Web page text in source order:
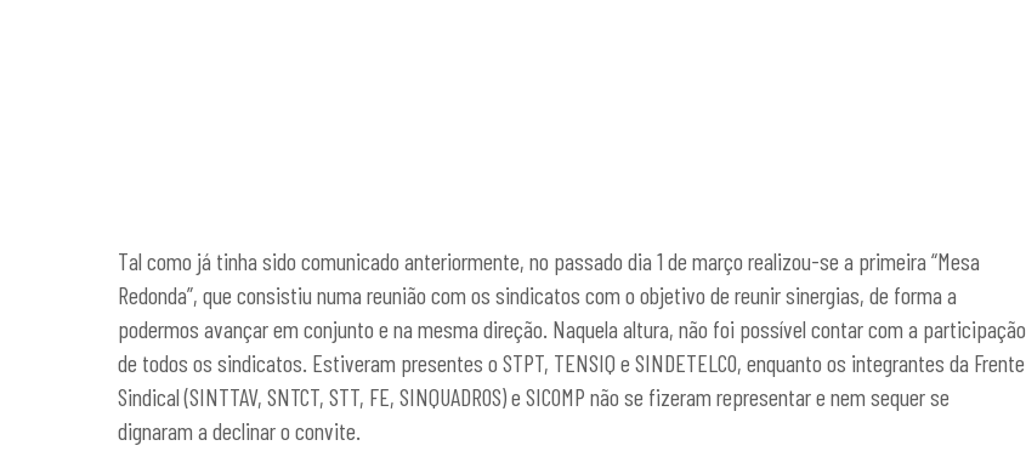
Tal como já tinha sido comunicado anteriormente, no passado dia 1 de março realizou-se a primeira “Mesa
Redonda”, que consistiu numa reunião com os sindicatos com o objetivo de reunir sinergias, de forma a
podermos avançar em conjunto e na mesma direção. Naquela altura, não foi possível contar com a participação
de todos os sindicatos. Estiveram presentes o STPT, TENSIQ e SINDETELCO, enquanto os integrantes da Frente
Sindical (SINTTAV, SNTCT, STT, FE, SINQUADROS) e SICOMP não se fizeram representar e nem sequer se
dignaram a declinar o convite.